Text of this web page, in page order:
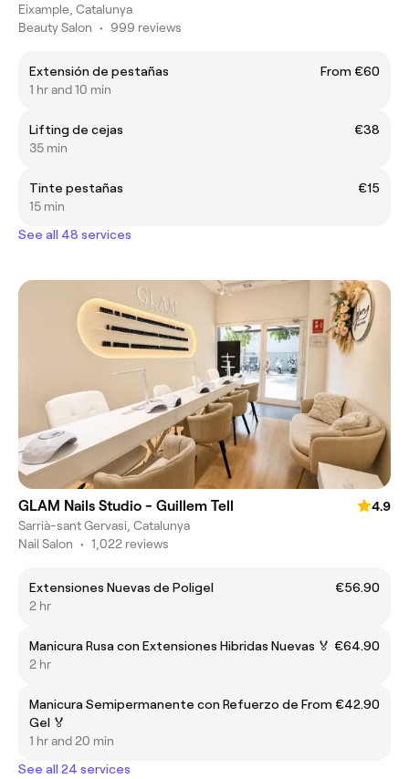
Eixample, Catalunya
Beauty Salon • 999 reviews
Extensión de pestañas
From €60
1 hr and 10 min
Lifting de cejas
€38
35 min
Tinte pestañas
€15
15 min
See all 48 services
GLAM Nails Studio - Guillem Tell
4.9
Sarrià-sant Gervasi, Catalunya
Nail Salon • 1,022 reviews
Extensiones Nuevas de Poligel
€56.90
2 hr
Manicura Rusa con Extensiones Hibridas Nuevas 🏅 €64.90
2 hr
Manicura Semipermanente con Refuerzo de
Gel 🏅
From €42.90
1 hr and 20 min
See all 24 services